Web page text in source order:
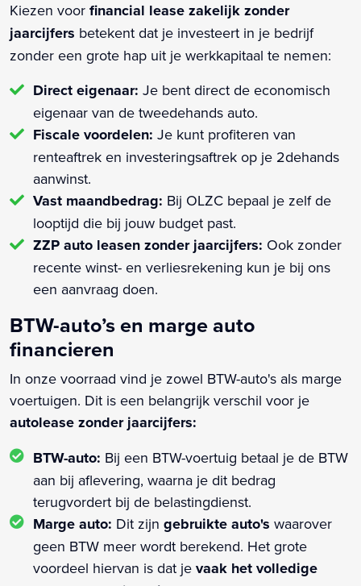
Kiezen voor financial lease zakelijk zonder
jaarcijfers betekent dat je investeert in je bedrijf
zonder een grote hap uit je werkkapitaal te nemen:
Direct eigenaar: Je bent direct de economisch
eigenaar van de tweedehands auto.
Fiscale voordelen: Je kunt profiteren van
renteaftrek en investeringsaftrek op je 2dehands
aanwinst.
Vast maandbedrag: Bij OLZC bepaal je zelf de
looptijd die bij jouw budget past.
ZZP auto leasen zonder jaarcijfers: Ook zonder
recente winst- en verliesrekening kun je bij ons
een aanvraag doen.
BTW-auto’s en marge auto
financieren
In onze voorraad vind je zowel BTW-auto's als marge
voertuigen. Dit is een belangrijk verschil voor je
autolease zonder jaarcijfers:
BTW-auto: Bij een BTW-voertuig betaal je de BTW
aan bij aflevering, waarna je dit bedrag
terugvordert bij de belastingdienst.
Marge auto: Dit zijn gebruikte auto's waarover
geen BTW meer wordt berekend. Het grote
voordeel hiervan is dat je vaak het volledige